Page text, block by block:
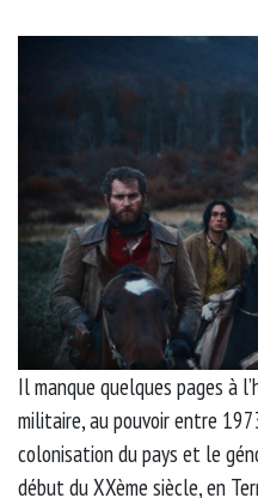
Il manque quelques pages à
militaire, au pouvoir entre
colonisation du pays et le
début du XXème siècle, en